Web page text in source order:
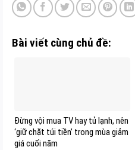
Bài viết cùng chủ đề:
Đừng vội mua TV hay tủ lạnh, nên
‘giữ chặt túi tiền’ trong mùa giảm
giá cuối năm